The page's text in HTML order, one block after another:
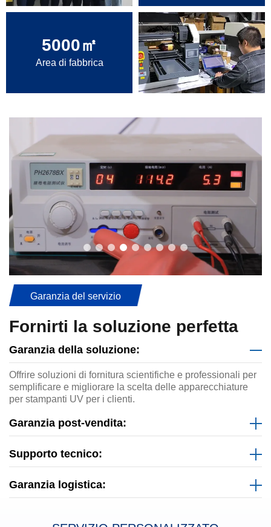
5000㎡
Area di fabbrica
Garanzia del servizio
Fornirti la soluzione perfetta
Garanzia della soluzione:
Offrire soluzioni di fornitura scientifiche e professionali per
semplificare e migliorare la scelta delle apparecchiature
per stampanti UV per i clienti.
Garanzia post-vendita:
Supporto tecnico:
Garanzia logistica: